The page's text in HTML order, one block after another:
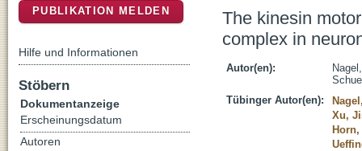
The kinesin
complex in
Autor(en):
Tübinger Autor(en):
Xu,
PUBLIKATION MELDEN
Hilfe und Informationen
Stöbern
Dokumentanzeige
Erscheinungsdatum
Autoren